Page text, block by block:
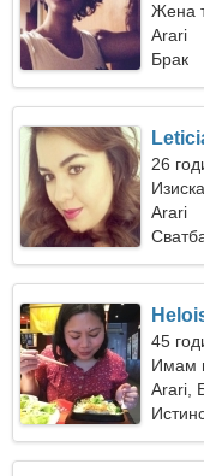
Жена
Arari
Брак
26
Arari
45
Имам
Arari,